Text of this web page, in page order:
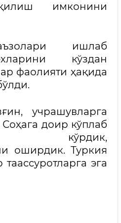
имконини
ишлаб
кўздан
фаолияти ҳақида
учрашувларга
Соҳага доир кўплаб
кўрдик,
оширдик. Туркия
эга